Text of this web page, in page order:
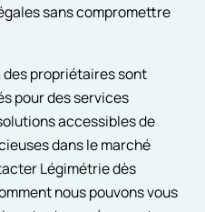
sans compromettre
des propriétaires sont
pour des services
accessibles de
dans le marché
Légimétrie dès
nous pouvons vous